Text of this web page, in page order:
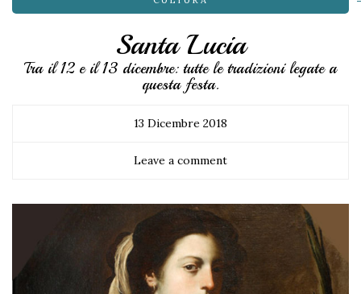
Santa Lucia
Tra il 12 e il 13 dicembre: tutte le tradizioni legate a
questa festa.
13 Dicembre 2018
Leave a comment